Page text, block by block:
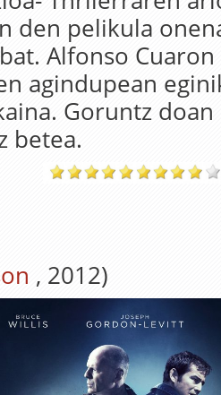
den pelikula
Alfonso
agindupean
Goruntz doan
betea.
, 2012)